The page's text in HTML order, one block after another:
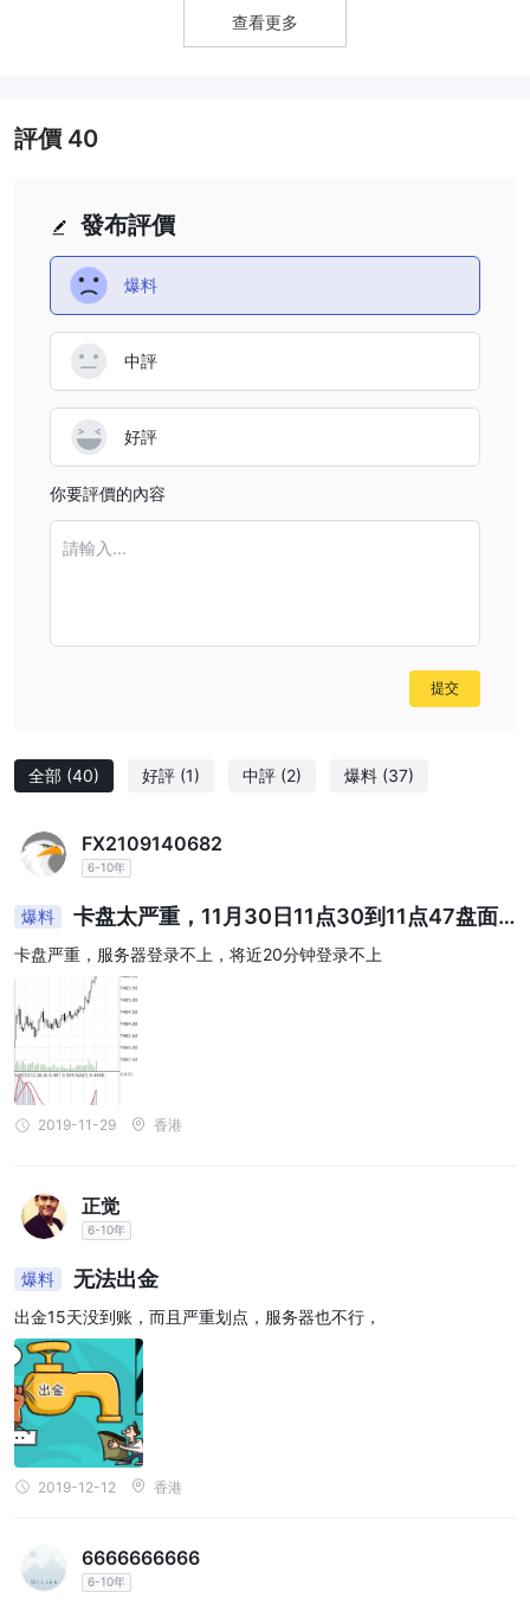
查看更多
全部 (40) 好評 (1) 中評 (2) 爆料 (37)
FX2109140682
6-10年
爆料
卡盘太严重，11月30日11点30到11点47盘面
一直不动
卡盘严重，服务器登录不上，将近20分钟登录不上
2019-11-29 香港
正觉
6-10年
爆料 无法出金
出金15天没到账，而且严重划点，服务器也不行，
2019-12-12 香港
6666666666
6-10年
發布評價
爆料
中評
好評
你要評價的內容
請輸入...
提交
評價 40